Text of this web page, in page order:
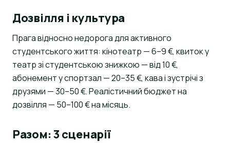
Дозвілля і культура
Прага відносно недорога для активного
студентського життя: кінотеатр — 6–9 €, квиток у
театр зі студентською знижкою — від 10 €,
абонемент у спортзал — 20–35 €, кава і зустрічі з
друзями — 30–50 €. Реалістичний бюджет на
дозвілля — 50–100 € на місяць.
Разом: 3 сценарії